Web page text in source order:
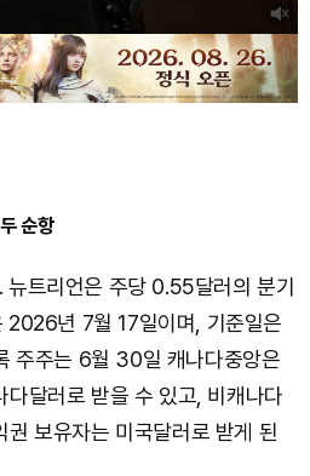
순항
트리언은 주당 0.55달러의 분기
2026년 7월 17일이며, 기준일은
주주는 6월 30일 캐나다중앙은
다달러로 받을 수 있고, 비캐나다
보유자는 미국달러로 받게 된